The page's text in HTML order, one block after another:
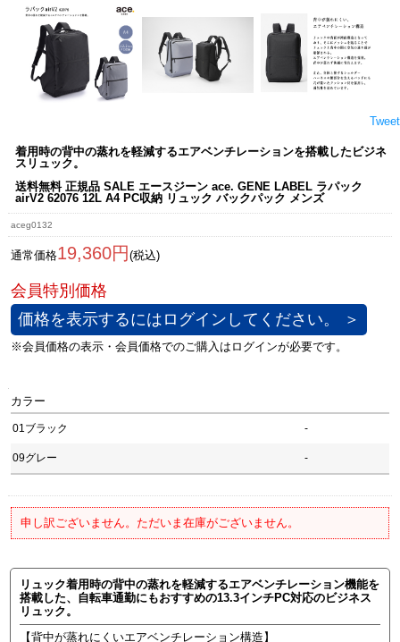
Tweet
着用時の背中の蒸れを軽減するエアベンチレーションを搭載したビジネ
スリュック。
送料無料 正規品 SALE エースジーン ace. GENE LABEL ラパック
airV2 62076 12L A4 PC収納 リュック バックパック メンズ
aceg0132
通常価格19,360円 (税込)
価格を表示するにはログインしてください。 ＞
カラー
01ブラック -
09グレー -
申し訳ございません。ただいま在庫がございません。
リュック着用時の背中の蒸れを軽減するエアベンチレーション機能を
搭載した、自転車通勤にもおすすめの13.3インチPC対応のビジネス
リュック。
【背中が蒸れにくいエアベンチレーション構造】